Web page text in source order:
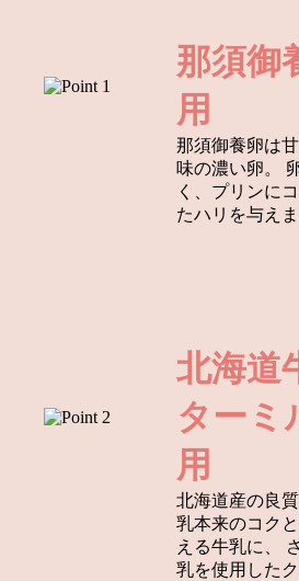
那須御
用
那須御養卵は
味の濃い卵。
く、プリンに
たハリを与えま
北海道
ターミ
用
北海道産の良
乳本来のコク
える牛乳に、
乳を使用した